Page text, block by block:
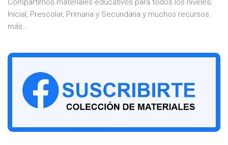
Compartimos materiales educativos para todos los niveles;
Inicial, Prescolar, Primaria y Secundaria y muchos recursos
más...